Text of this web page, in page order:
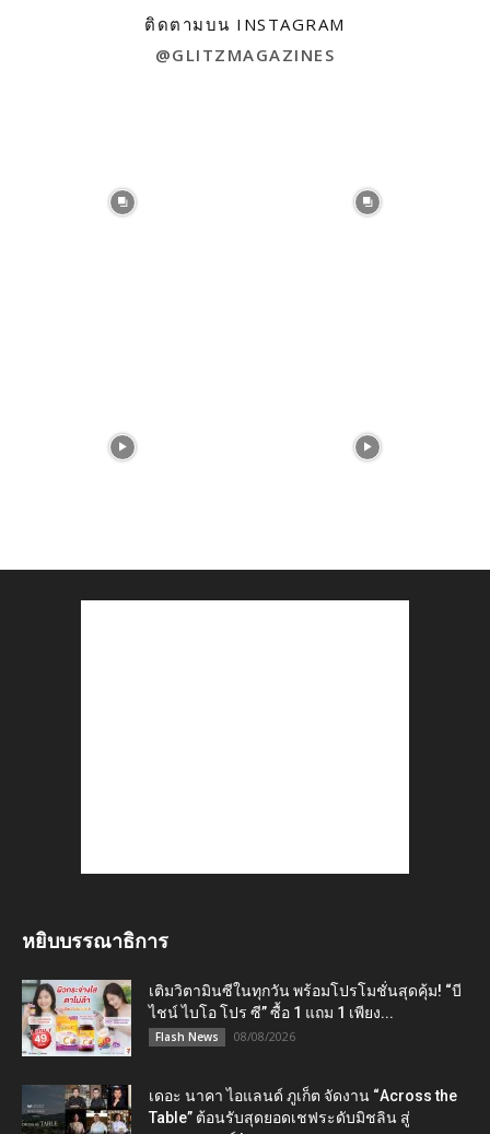
ติดตามบน INSTAGRAM
@GLITZMAGAZINES
หยิบบรรณาธิการ
เติมวิตามินซีในทุกวัน พร้อมโปรโมชั่นสุดคุ้ม! “บี
ไชน์ ไบโอ โปร ซี” ซื้อ 1 แถม 1 เพียง...
Flash News 08/08/2026
เดอะ นาคา ไอแลนด์ ภูเก็ต จัดงาน “Across the
Table” ต้อนรับสุดยอดเชฟระดับมิชลิน สู่